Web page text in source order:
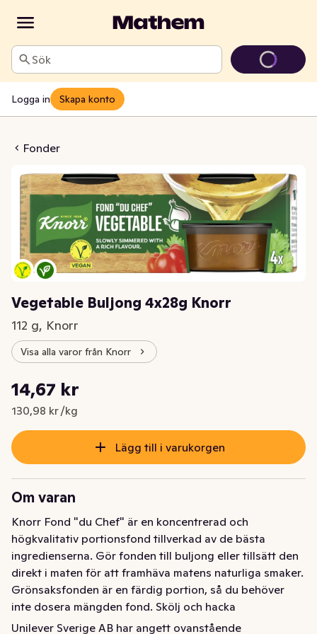
Sök
Logga in Skapa konto
Fonder
4x28g Knorr
Vegetable Buljong 4x28g Knorr
112 g, Knorr
Visa alla varor från Knorr
Nuvarande pris är: 14,67 kr
14,67 kr
130,98 kr /kg
Styckpris: 130,98 kr /kg
Lägg till i varukorgen
Om varan
Knorr Fond "du Chef" är en koncentrerad och
högkvalitativ portionsfond tillverkad av de bästa
ingredienserna. Gör fonden till buljong eller tillsätt den
direkt i maten för att framhäva matens naturliga smaker.
Grönsaksfonden är en färdig portion, så du behöver
inte dosera mängden fond. Skölj och hacka
grönsakerna. Värm ugnen. Ikväll blir det vegetariskt. Till
Unilever Sverige AB har angett ovanstående